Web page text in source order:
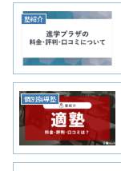
塾紹介
個別指導塾